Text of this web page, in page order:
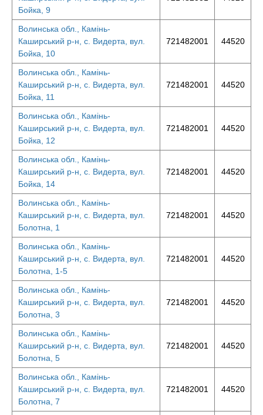
Бойка, 9
Волинська обл., Камінь-
Каширський р-н, с. Видерта, вул.
Бойка, 10
721482001 44520
Волинська обл., Камінь-
Каширський р-н, с. Видерта, вул.
Бойка, 11
721482001 44520
Волинська обл., Камінь-
Каширський р-н, с. Видерта, вул.
Бойка, 12
721482001 44520
Волинська обл., Камінь-
Каширський р-н, с. Видерта, вул.
Бойка, 14
721482001 44520
Волинська обл., Камінь-
Каширський р-н, с. Видерта, вул.
Болотна, 1
721482001 44520
Волинська обл., Камінь-
Каширський р-н, с. Видерта, вул.
Болотна, 1-5
721482001 44520
Волинська обл., Камінь-
Каширський р-н, с. Видерта, вул.
Болотна, 3
721482001 44520
Волинська обл., Камінь-
Каширський р-н, с. Видерта, вул.
Болотна, 5
721482001 44520
Волинська обл., Камінь-
Каширський р-н, с. Видерта, вул.
Болотна, 7
721482001 44520